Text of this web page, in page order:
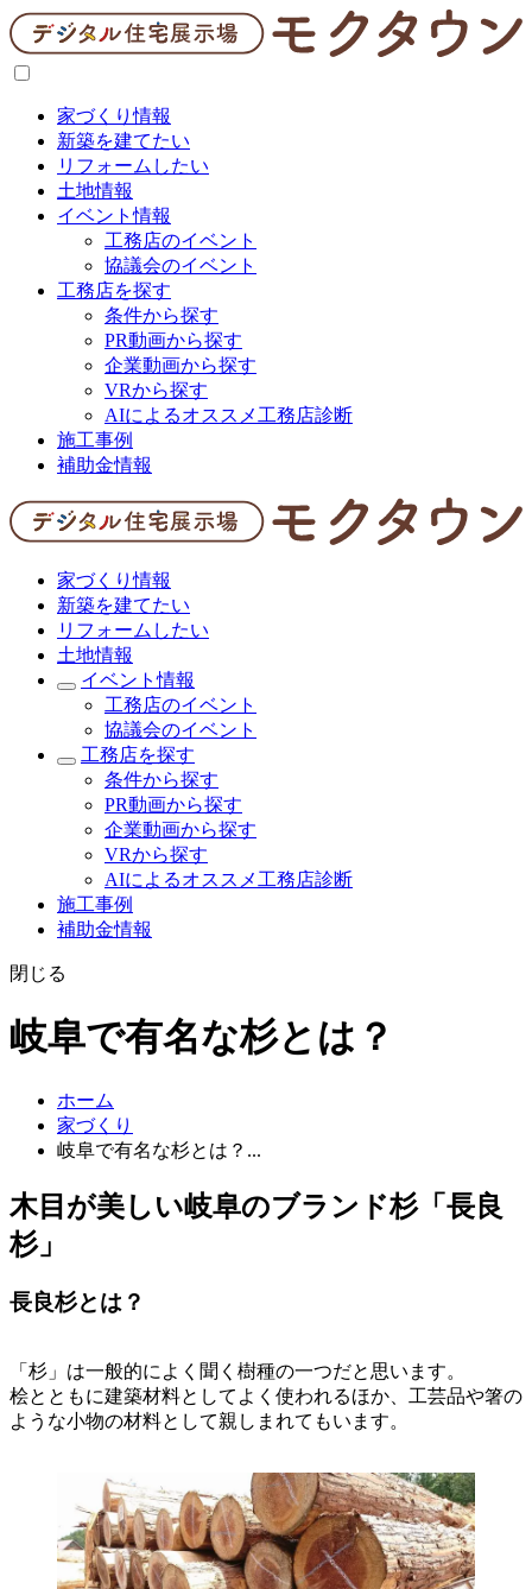
家づくり情報
新築を建てたい
リフォームしたい
土地情報
イベント情報
工務店のイベント
協議会のイベント
工務店を探す
条件から探す
PR動画から探す
企業動画から探す
VRから探す
AIによるオススメ工務店診断
施工事例
補助金情報
家づくり情報
新築を建てたい
リフォームしたい
土地情報
イベント情報
工務店のイベント
協議会のイベント
工務店を探す
条件から探す
PR動画から探す
企業動画から探す
VRから探す
AIによるオススメ工務店診断
施工事例
補助金情報
閉じる
岐阜で有名な杉とは？
ホーム
家づくり
岐阜で有名な杉とは？...
木目が美しい岐阜のブランド杉「長良
杉」
長良杉とは？
「杉」は一般的によく聞く樹種の一つだと思います。
桧とともに建築材料としてよく使われるほか、工芸品や箸の
ような小物の材料として親しまれてもいます。